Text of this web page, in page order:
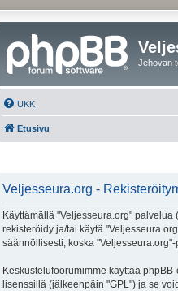
Jehovan
UKK
Etusivu
Veljesseura.org -
Käyttämällä "Veljesseura.org"
rekisteröidy ja/tai käytä
säännöllisesti, koska
Keskustelufoorumimme käyttää
lisenssillä (jälkeenpäin "GPL") ja se